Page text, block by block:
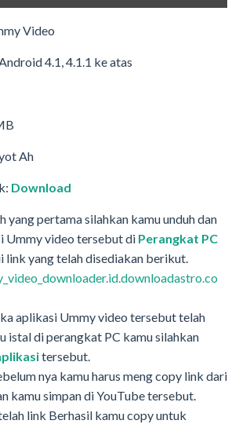
Video
4.1, 4.1.1 ke atas
Ah
Download
yang pertama silahkan kamu unduh dan
Ummy video tersebut di Perangkat PC
link yang telah disediakan berikut.
aplikasi Ummy video tersebut telah
istal di perangkat PC kamu silahkan
tersebut.
nya kamu harus meng copy link dari
kamu simpan di YouTube tersebut.
link Berhasil kamu copy untuk